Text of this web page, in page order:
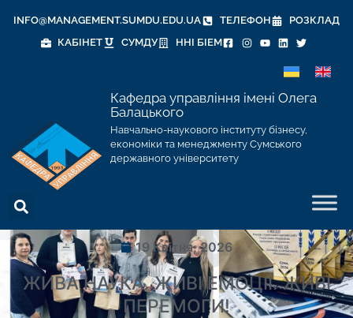
INFO@MANAGEMENT.SUMDU.EDU.UA ТЕЛЕФОН
РОЗКЛАД
КАБІНЕТ
СУМДУ ННІ БІЕМ
Кафедра управління імені Олега
Балацького
Навчально-наукового інституту бізнесу,
економіки та менеджменту Сумського
державного університету
19 Квітня, 2026
ЖИВА НАУКА. ЖИВІ ЕМОЦІЇ. ЖИВІ
ПЕРЕМОГИ!